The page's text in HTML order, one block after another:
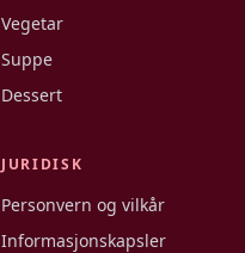
Vegetar
Suppe
Dessert
JURIDISK
Personvern og vilkår
Informasjonskapsler